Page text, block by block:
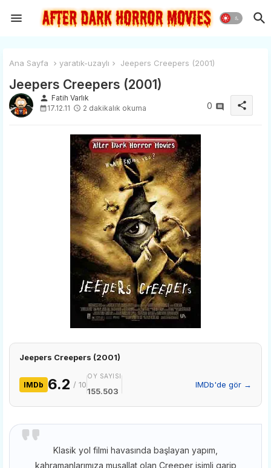
Ana Sayfa yaratık-uzaylı Jeepers Creepers (2001)
Jeepers Creepers (2001)
person Fatih Varlık
17.12.11
2 dakikalık okuma 0 share
Jeepers Creepers (2001)
IMDb 6.2 / 10
OY SAYISI
155.503
IMDb'de gör →
Klasik yol filmi havasında başlayan yapım,
kahramanlarımıza musallat olan Creeper isimli garip